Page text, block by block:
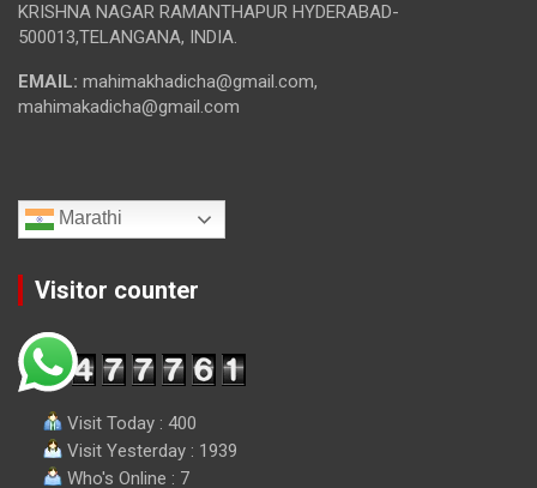
KRISHNA NAGAR RAMANTHAPUR HYDERABAD-
500013,TELANGANA, INDIA.
EMAIL: mahimakhadicha@gmail.com,
mahimakadicha@gmail.com
Marathi
Visitor counter
Visit Today : 400
Visit Yesterday : 1939
Who's Online : 7